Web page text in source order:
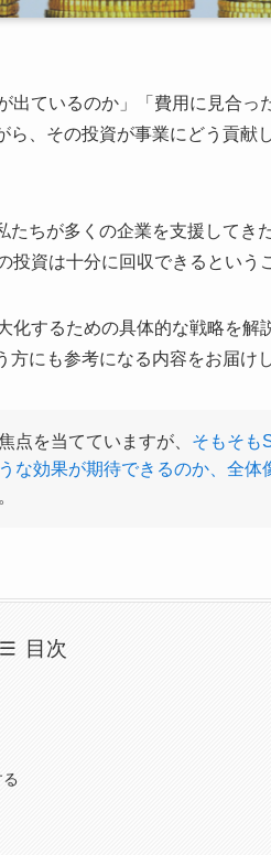
ているのか」「費用に見合っ
、その投資が事業にどう貢献
たちが多くの企業を支援してき
資は十分に回収できるという
するための具体的な戦略を解
にも参考になる内容をお届けし
点を当てていますが、 そもそも
な効果が期待できるのか、全体
目次